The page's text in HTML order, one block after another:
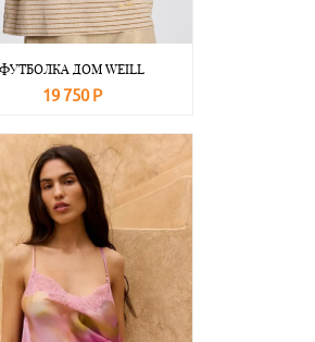
ФУТБОЛКА ДОМ WEILL
19 750 Р